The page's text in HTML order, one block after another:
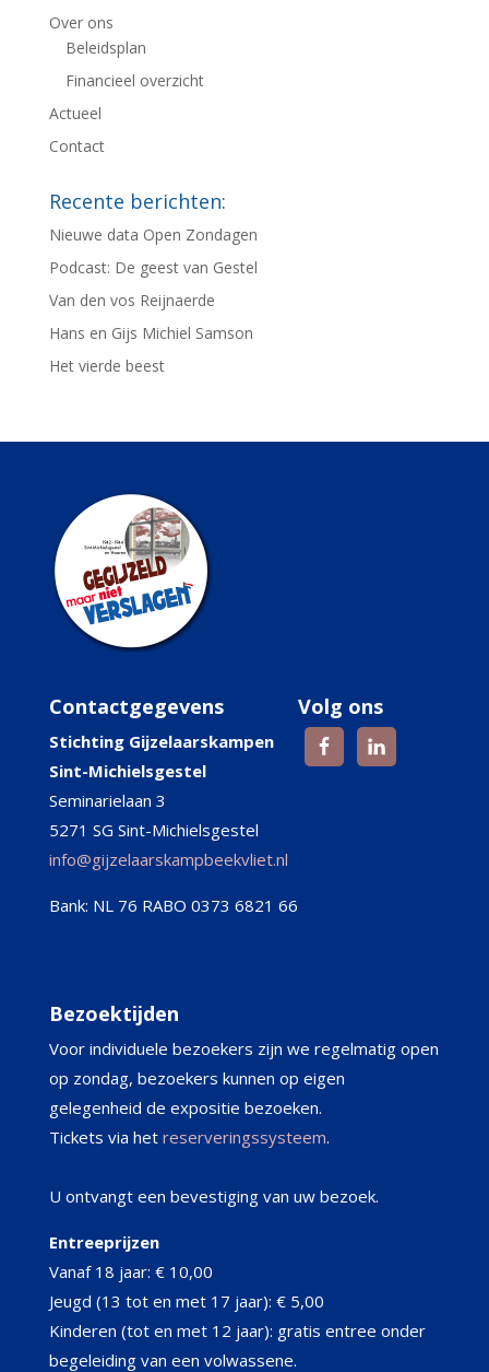
Over ons
Beleidsplan
Financieel overzicht
Actueel
Contact
Recente berichten:
Nieuwe data Open Zondagen
Podcast: De geest van Gestel
Van den vos Reijnaerde
Hans en Gijs Michiel Samson
Het vierde beest
Contactgegevens
Stichting Gijzelaarskampen
Sint-Michielsgestel
Seminarielaan 3
5271 SG Sint-Michielsgestel
info@gijzelaarskampbeekvliet.nl
Bank: NL 76 RABO 0373 6821 66
Volg ons
Bezoektijden
Voor individuele bezoekers zijn we regelmatig open
op zondag, bezoekers kunnen op eigen
gelegenheid de expositie bezoeken.
Tickets via het reserveringssysteem.
U ontvangt een bevestiging van uw bezoek.
Entreeprijzen
Vanaf 18 jaar: € 10,00
Jeugd (13 tot en met 17 jaar): € 5,00
Kinderen (tot en met 12 jaar): gratis entree onder
begeleiding van een volwassene.